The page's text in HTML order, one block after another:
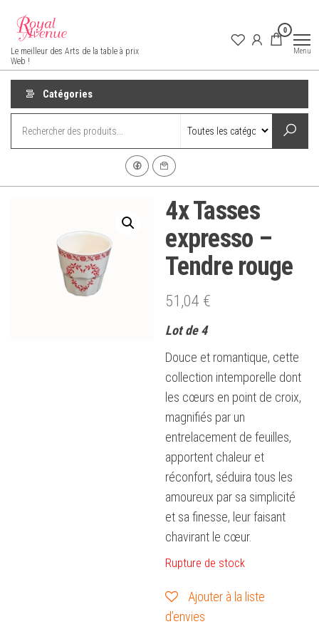
contenu
Royal Avenue
Le meilleur des Arts de la table à prix
Web !
0
Menu
Catégories
4x Tasses
expresso –
Tendre rouge
51,04 €
Lot de 4
Douce et romantique, cette
collection intemporelle dont
les cœurs en point de croix,
magnifiés par un
entrelacement de feuilles,
apportent chaleur et
réconfort, séduira tous les
amoureux par sa simplicité
et sa finesse, leur faisant
chavirant le cœur.
Rupture de stock
Ajouter à la liste
d’envies